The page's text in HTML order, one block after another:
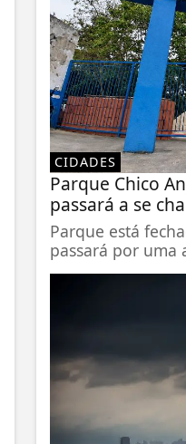
CIDADES
Parque Chico
passará a se
Parque está
passará por uma